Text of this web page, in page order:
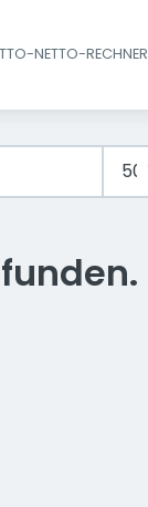
NETTO-RECHNER